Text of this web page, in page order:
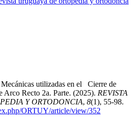
utilizadas en el Cierre de
Arco Recto 2a. Parte. (2025). REVISTA
Y ORTODONCIA, 8(1), 55-98.
ORTUY/article/view/352